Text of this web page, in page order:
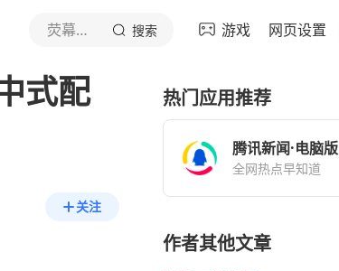
荧幕细节控 搜索 游戏 网页设置
式配
关注
热门应用推荐
腾讯新闻·电脑版
全网热点早知道
作者其他文章